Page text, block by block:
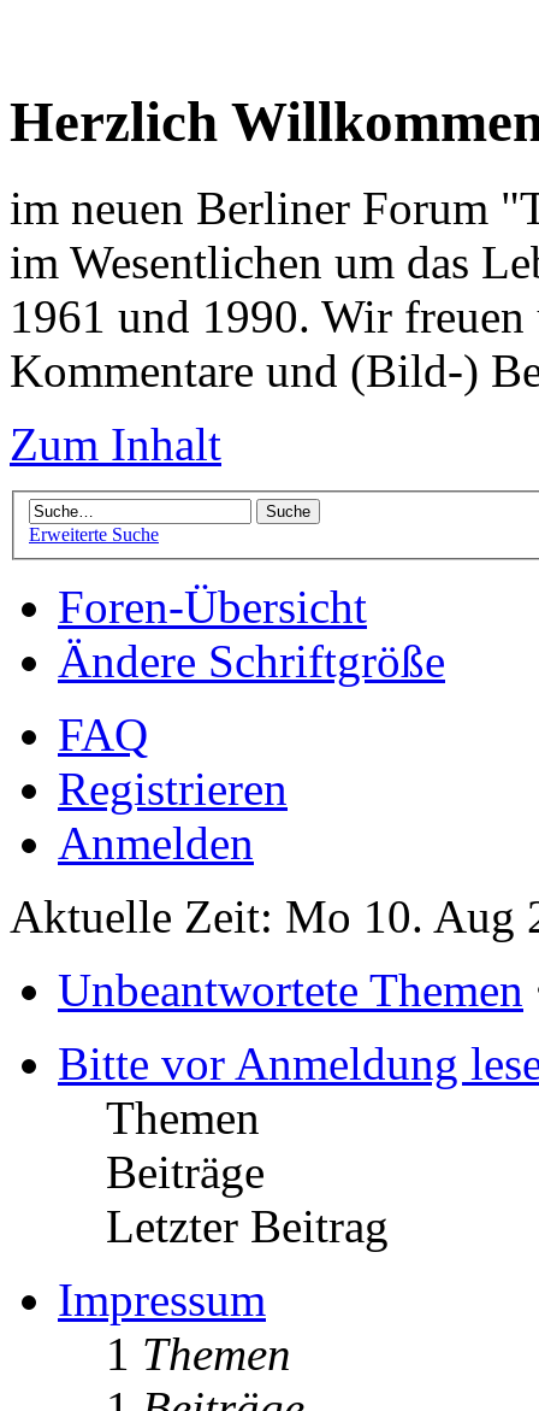
Herzlich
im neuen Berliner Forum
im Wesentlichen um das
1961 und 1990. Wir freuen
Kommentare und (Bild-)
Zum Inhalt
Erweiterte Suche
Foren-Übersicht
Ändere Schriftgröße
FAQ
Registrieren
Anmelden
Aktuelle Zeit: Mo 10. Aug
Unbeantwortete Themen
Bitte vor Anmeldung
Themen
Beiträge
Letzter Beitrag
Impressum
1 Themen